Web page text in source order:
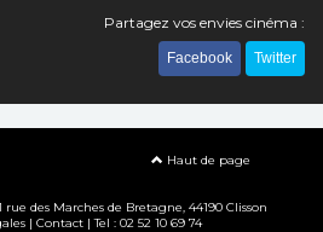
Partagez vos envies cinéma :
Facebook Twitter
Haut de page
des Marches de Bretagne, 44190 Clisson
| Contact| Tel : 02 52 10 69 74